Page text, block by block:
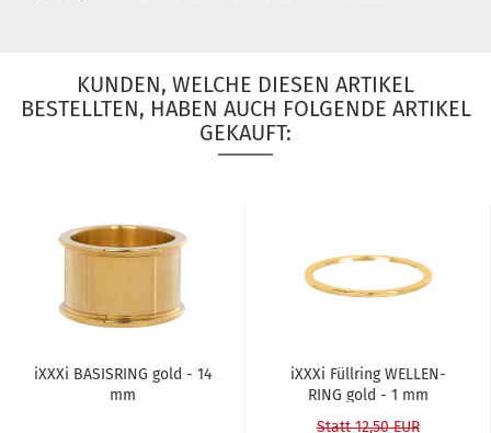
KUNDEN, WELCHE DIESEN ARTIKEL
BESTELLTEN, HABEN AUCH FOLGENDE ARTIKEL
GEKAUFT:
iXXXi BA­SIS­RING gold - 14
mm
iXXXi Füll­ring WEL­LEN­
RING gold - 1 mm
Statt 12,50 EUR